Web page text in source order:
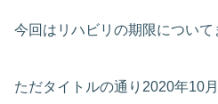
今回はリハビリの期限について
ただタイトルの通り2020年10